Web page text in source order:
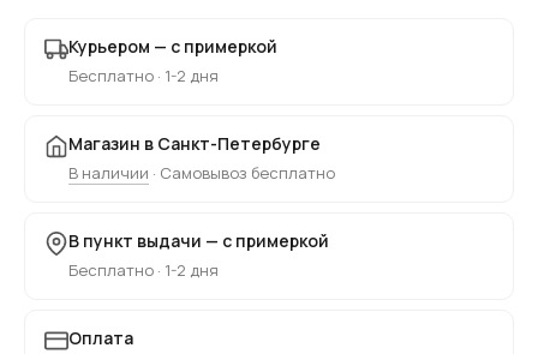
Курьером — с примеркой
Бесплатно · 1-2 дня
Магазин в Санкт-Петербурге
В наличии · Самовывоз бесплатно
В пункт выдачи — с примеркой
Бесплатно · 1-2 дня
Оплата